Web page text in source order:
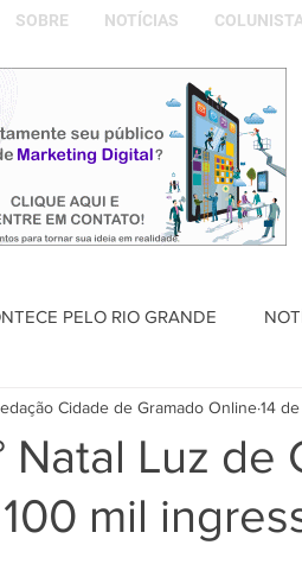
SOBRE NOTÍCIAS
PELO RIO GRANDE
FILHO SAÚDE
Natal Luz de
mil
Cidade de Gramado Online14